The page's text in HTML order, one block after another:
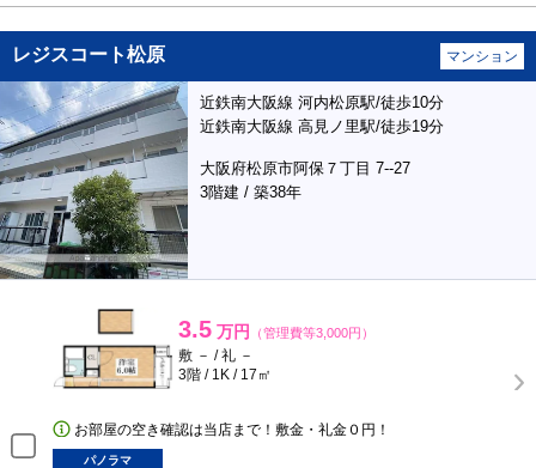
レジスコート松原 マンション
近鉄南大阪線 河内松原駅/徒歩10分
近鉄南大阪線 高見ノ里駅/徒歩19分
大阪府松原市阿保７丁目 7--27
3階建 / 築38年
3.5 万円 （管理費等3,000円）
敷 － / 礼 －
3階 / 1K / 17㎡
お部屋の空き確認は当店まで！敷金・礼金０円！
パノラマ